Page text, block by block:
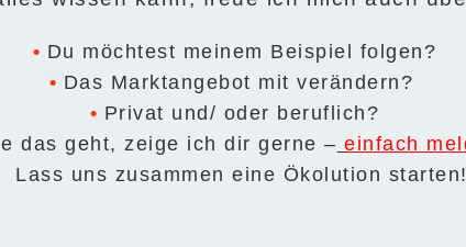
Du möchtest meinem Beispiel folgen?
Das Marktangebot mit verändern?
Privat und/ oder beruflich?
das geht, zeige ich dir gerne – einfach
Lass uns zusammen eine Ökolution starten!